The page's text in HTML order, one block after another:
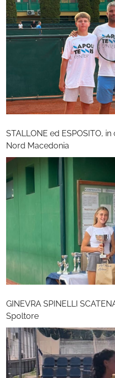
STALLONE ed ESPOSITO,
Nord Macedonia
GINEVRA SPINELLI
Spoltore